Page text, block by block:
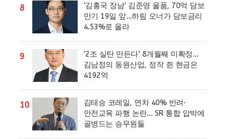
8
‘김홍국 장남’ 김준영 올품, 70억 담보
만기 19일 앞…하림 오너가 담보금리
4.53%로 올라
9
‘2조 실탄 만든다’ 8개월째 미확정…
김남정의 동원산업, 정작 쥔 현금은
4192억
10
김태승 코레일, 연차 40% 반려·
안전교육 파행 논란… SR 통합 압박에
골병드는 승무원들